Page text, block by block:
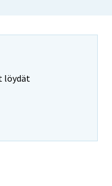
löydät